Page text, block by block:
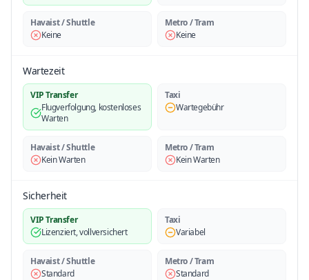
Havaist / Shuttle
Keine
Metro / Tram
Keine
Wartezeit
VIP Transfer
Flugverfolgung, kostenloses
Warten
Taxi
Wartegebühr
Havaist / Shuttle
Kein Warten
Metro / Tram
Kein Warten
Sicherheit
VIP Transfer
Lizenziert, vollversichert
Taxi
Variabel
Havaist / Shuttle
Standard
Metro / Tram
Standard